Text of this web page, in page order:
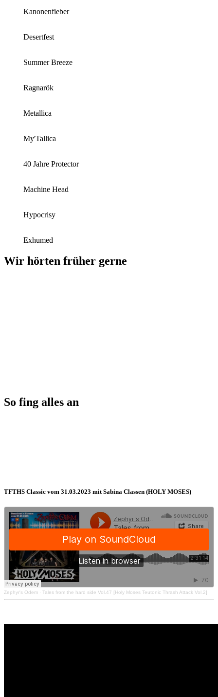
Kanonenfieber
Desertfest
Summer Breeze
Ragnarök
Metallica
My'Tallica
40 Jahre Protector
Machine Head
Hypocrisy
Exhumed
Wir hörten früher gerne
So fing alles an
TFTHS Classic vom 31.03.2023 mit Sabina Classen (HOLY MOSES)
Zephyr's Odem · Tales from the hard side Vol.47 [Holy Moses Teutonic Thrash Attack Vol.2]